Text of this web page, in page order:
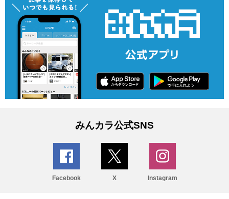
みんカラ公式SNS
Facebook X Instagram